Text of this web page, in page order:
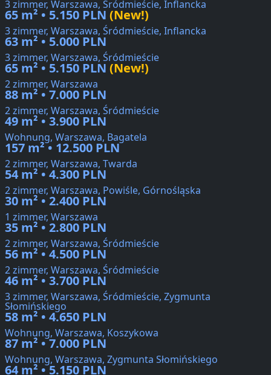
3 zimmer, Warszawa, Śródmieście, Inflancka
65 m² • 5.150 PLN (New!)
3 zimmer, Warszawa, Śródmieście, Inflancka
63 m² • 5.000 PLN
3 zimmer, Warszawa, Śródmieście
65 m² • 5.150 PLN (New!)
2 zimmer, Warszawa
88 m² • 7.000 PLN
2 zimmer, Warszawa, Śródmieście
49 m² • 3.900 PLN
Wohnung, Warszawa, Bagatela
157 m² • 12.500 PLN
2 zimmer, Warszawa, Twarda
54 m² • 4.300 PLN
2 zimmer, Warszawa, Powiśle, Górnośląska
30 m² • 2.400 PLN
1 zimmer, Warszawa
35 m² • 2.800 PLN
2 zimmer, Warszawa, Śródmieście
56 m² • 4.500 PLN
2 zimmer, Warszawa, Śródmieście
46 m² • 3.700 PLN
3 zimmer, Warszawa, Śródmieście, Zygmunta
Słomińskiego
58 m² • 4.650 PLN
Wohnung, Warszawa, Koszykowa
87 m² • 7.000 PLN
Wohnung, Warszawa, Zygmunta Słomińskiego
64 m² • 5.150 PLN